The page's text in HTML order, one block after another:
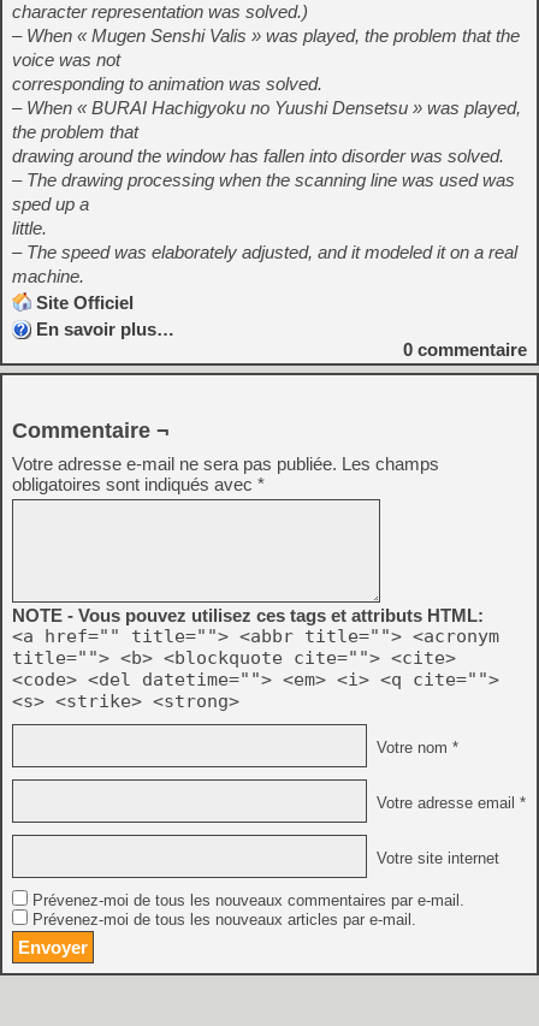
character representation was solved.)
– When « Mugen Senshi Valis » was played, the problem that the
voice was not
corresponding to animation was solved.
– When « BURAI Hachigyoku no Yuushi Densetsu » was played,
the problem that
drawing around the window has fallen into disorder was solved.
– The drawing processing when the scanning line was used was
sped up a
little.
– The speed was elaborately adjusted, and it modeled it on a real
machine.
Site Officiel
En savoir plus…
0 commentaire
Commentaire ¬
Votre adresse e-mail ne sera pas publiée. Les champs
obligatoires sont indiqués avec *
NOTE - Vous pouvez utilisez ces tags et attributs HTML:
<a href="" title=""> <abbr title=""> <acronym
title=""> <b> <blockquote cite=""> <cite>
<code> <del datetime=""> <em> <i> <q cite="">
<s> <strike> <strong>
Votre nom *
Votre adresse email *
Votre site internet
Prévenez-moi de tous les nouveaux commentaires par e-mail.
Prévenez-moi de tous les nouveaux articles par e-mail.